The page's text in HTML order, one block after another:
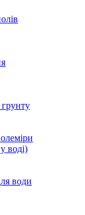
воді)
води